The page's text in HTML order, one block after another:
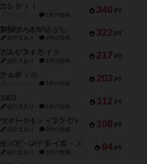
340 PT
コレクト！
1件の投稿
322 PT
無限まちがいさがし
紹介文あり 2件の投稿
217 PT
ガルフストライク
紹介文あり 1件の投稿
203 PT
クルティボ
1件の投稿
112 PT
1809
紹介文あり 1件の投稿
108 PT
ファースト・イン・フライト
紹介文あり 3件の投稿
94 PT
モズビ－ズ・レイダ－ズ
紹介文あり 1件の投稿